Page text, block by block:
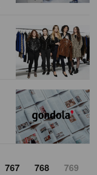
767 768 769